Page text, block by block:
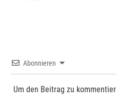
Abonnieren
Um den Beitrag zu